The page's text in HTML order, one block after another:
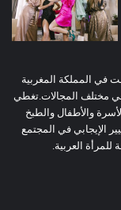
في المملكة المغربية
العربية في مختلف المجالات.تغطي
والأطفال والطبخ
الإيجابي في المجتمع
للمرأة العربية.